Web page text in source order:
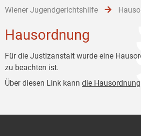
Wiener Jugendgerichtshilfe
Hausordnung
Für die Justizanstalt wurde eine
zu beachten ist.
Über diesen Link kann die Hausordnung